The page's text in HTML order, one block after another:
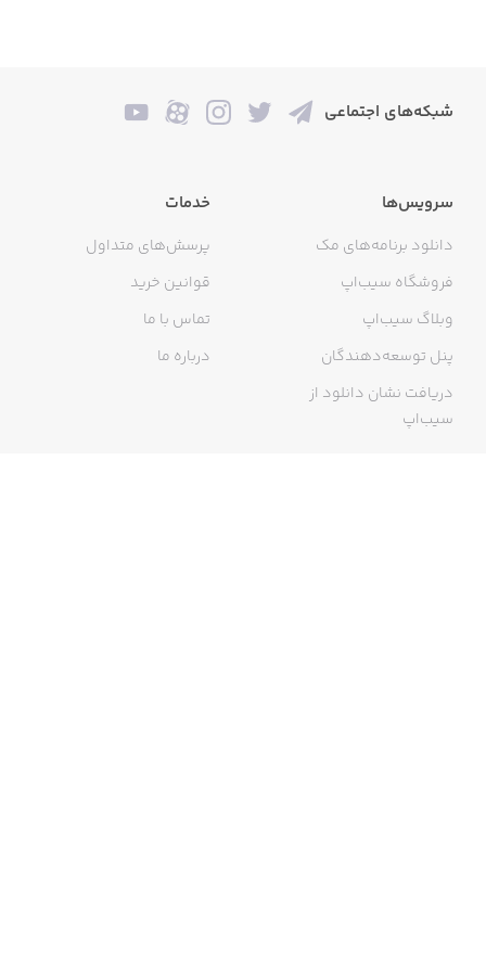
شبکه‌های اجتماعی
سرویس‌ها
دانلود برنامه‌های مک
فروشگاه سیب‌اپ
وبلاگ سیب‌اپ
پنل توسعه‌دهندگان
دریافت نشان دانلود از
سیب‌اپ
خدمات
پرسش‌های متداول
قوانین خرید
تماس با ما
درباره ما